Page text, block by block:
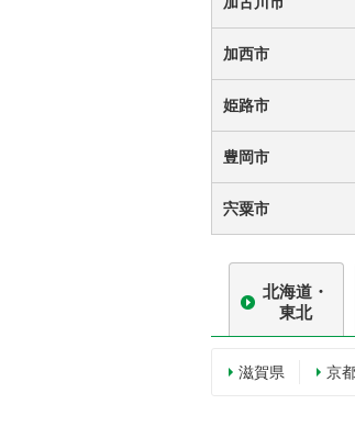
加西市
姫路市
豊岡市
宍粟市
北海道・
東北
滋賀県 京